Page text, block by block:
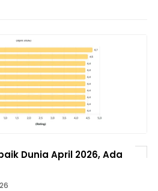
Dunia April 2026, Ada